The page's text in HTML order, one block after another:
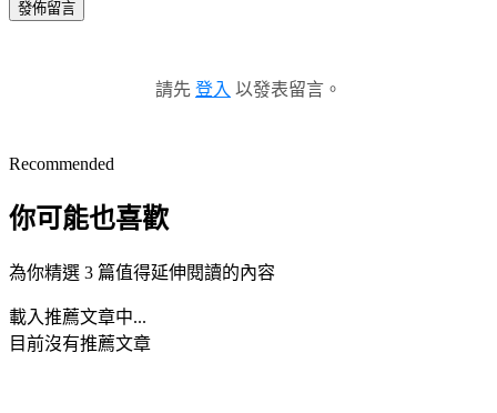
發佈留言
請先 登入 以發表留言。
Recommended
你可能也喜歡
為你精選 3 篇值得延伸閱讀的內容
載入推薦文章中...
目前沒有推薦文章